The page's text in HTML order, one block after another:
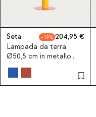
Seta 19
204,95
Lampada da terra
Ø50,5 cm in metallo
Seta